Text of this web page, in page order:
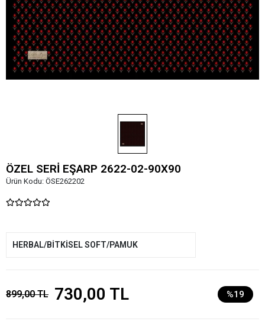
ÖZEL SERİ EŞARP 2622-02-90X90
Ürün Kodu: ÖSE262202
HERBAL/BİTKİSEL SOFT/PAMUK
899,00 TL 730,00 TL %19